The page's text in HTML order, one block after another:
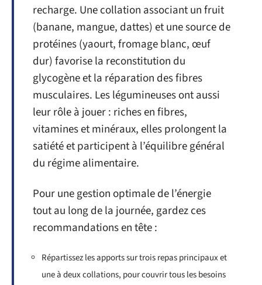
recharge. Une collation associant un fruit
(banane, mangue, dattes) et une source de
protéines (yaourt, fromage blanc, œuf
dur) favorise la reconstitution du
glycogène et la réparation des fibres
musculaires. Les légumineuses ont aussi
leur rôle à jouer : riches en fibres,
vitamines et minéraux, elles prolongent la
satiété et participent à l’équilibre général
du régime alimentaire.
Pour une gestion optimale de l’énergie
tout au long de la journée, gardez ces
recommandations en tête :
Répartissez les apports sur trois repas principaux et
une à deux collations, pour couvrir tous les besoins